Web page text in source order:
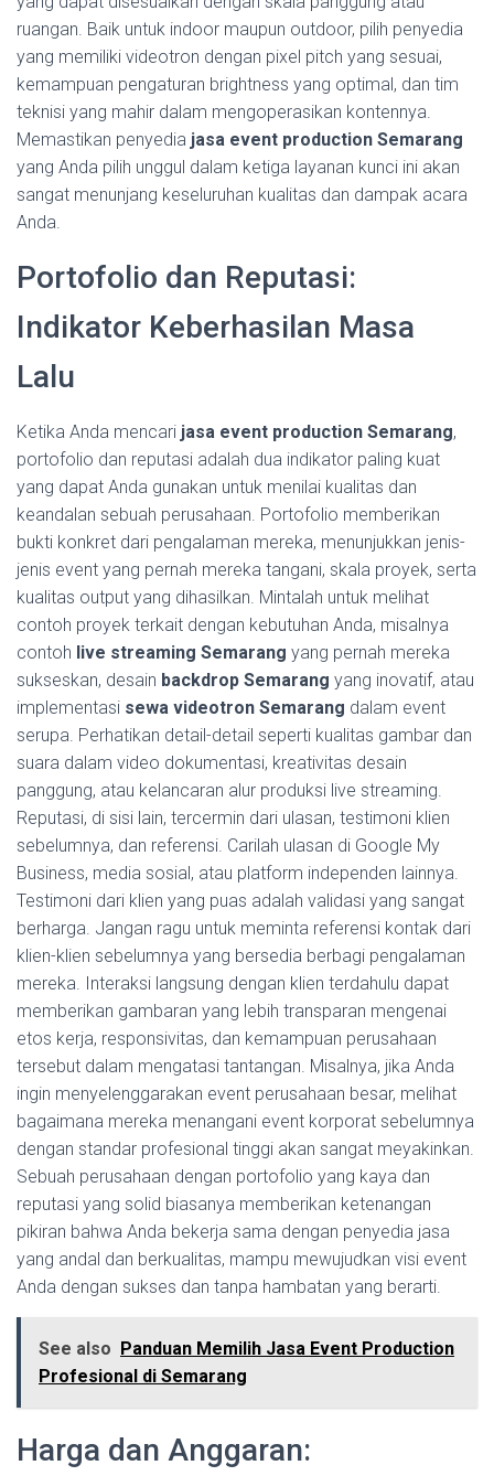
ruangan. Baik untuk indoor maupun outdoor, pilih penyedia
yang memiliki videotron dengan pixel pitch yang sesuai,
kemampuan pengaturan brightness yang optimal, dan tim
teknisi yang mahir dalam mengoperasikan kontennya.
Memastikan penyedia jasa event production Semarang
yang Anda pilih unggul dalam ketiga layanan kunci ini akan
sangat menunjang keseluruhan kualitas dan dampak acara
Anda.
Portofolio dan Reputasi:
Indikator Keberhasilan Masa
Lalu
Ketika Anda mencari jasa event production Semarang,
portofolio dan reputasi adalah dua indikator paling kuat
yang dapat Anda gunakan untuk menilai kualitas dan
keandalan sebuah perusahaan. Portofolio memberikan
bukti konkret dari pengalaman mereka, menunjukkan jenis-
jenis event yang pernah mereka tangani, skala proyek, serta
kualitas output yang dihasilkan. Mintalah untuk melihat
contoh proyek terkait dengan kebutuhan Anda, misalnya
contoh live streaming Semarang yang pernah mereka
sukseskan, desain backdrop Semarang yang inovatif, atau
implementasi sewa videotron Semarang dalam event
serupa. Perhatikan detail-detail seperti kualitas gambar dan
suara dalam video dokumentasi, kreativitas desain
panggung, atau kelancaran alur produksi live streaming.
Reputasi, di sisi lain, tercermin dari ulasan, testimoni klien
sebelumnya, dan referensi. Carilah ulasan di Google My
Business, media sosial, atau platform independen lainnya.
Testimoni dari klien yang puas adalah validasi yang sangat
berharga. Jangan ragu untuk meminta referensi kontak dari
klien-klien sebelumnya yang bersedia berbagi pengalaman
mereka. Interaksi langsung dengan klien terdahulu dapat
memberikan gambaran yang lebih transparan mengenai
etos kerja, responsivitas, dan kemampuan perusahaan
tersebut dalam mengatasi tantangan. Misalnya, jika Anda
ingin menyelenggarakan event perusahaan besar, melihat
bagaimana mereka menangani event korporat sebelumnya
dengan standar profesional tinggi akan sangat meyakinkan.
Sebuah perusahaan dengan portofolio yang kaya dan
reputasi yang solid biasanya memberikan ketenangan
pikiran bahwa Anda bekerja sama dengan penyedia jasa
yang andal dan berkualitas, mampu mewujudkan visi event
Anda dengan sukses dan tanpa hambatan yang berarti.
See also Panduan Memilih Jasa Event Production
Profesional di Semarang
Harga dan Anggaran: